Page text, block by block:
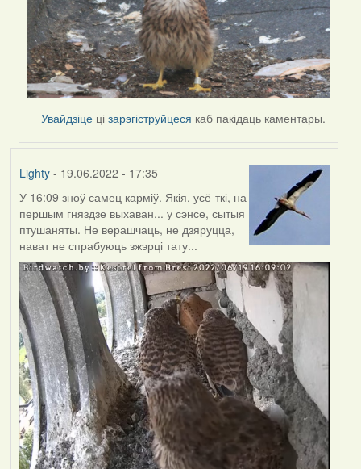
Увайдзіце цізарэгіструйцеся каб пакідаць каментары.
Lighty- 19.06.2022 - 17:35
У 16:09 зноў самец карміў. Якія, усё-ткі, на
першым гняздзе выхаван... у сэнсе, сытыя
птушаняты. Не верашчаць, не дзяруцца,
нават не спрабуюць зжэрці тату...